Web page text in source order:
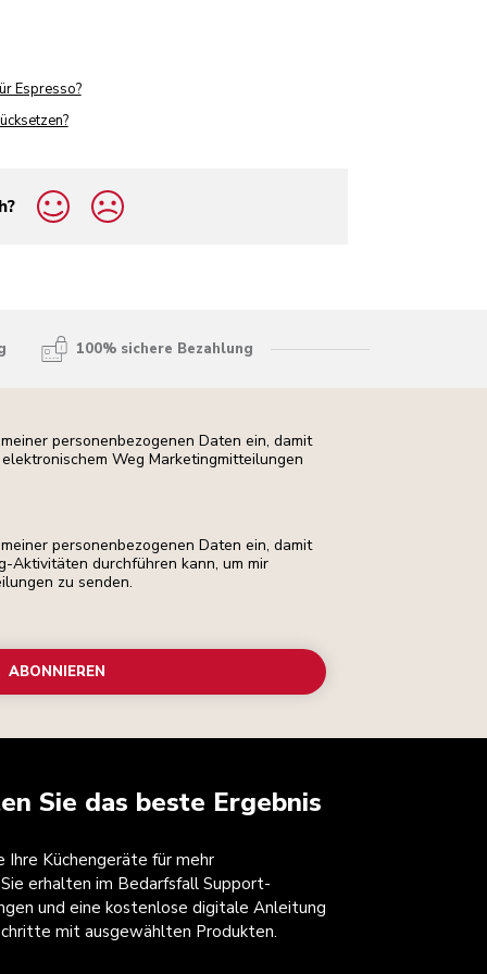
Espresso?
100% sichere Bezahlung
personenbezogenen Daten ein, damit
Weg Marketingmitteilungen
personenbezogenen Daten ein, damit
Aktivitäten durchführen kann, um mir
zu senden.
ABONNIEREN
Sie das beste Ergebnis
Ihre Küchengeräte für mehr
erhalten im Bedarfsfall Support-
und eine kostenlose digitale Anleitung
mit ausgewählten Produkten.